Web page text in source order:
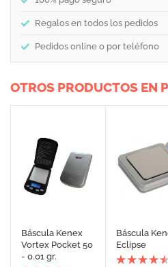
Regalos en todos los pedidos
Pedidos online o por teléfono
OTROS PRODUCTOS EN
Báscula Kenex
Vortex Pocket 50
- 0.01 gr.
Báscula
Eclipse